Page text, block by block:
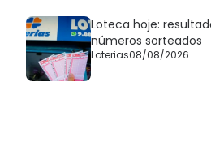
Loteca hoje:
números sorteados
Loterias08/08/2026